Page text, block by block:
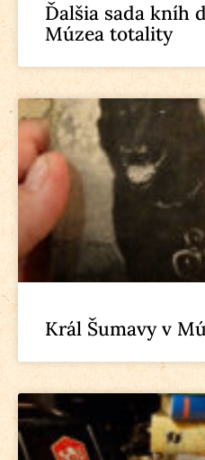
Ďalšia sada kníh
Múzea totality
Král Šumavy v